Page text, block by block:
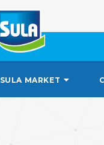
SULA MARKET